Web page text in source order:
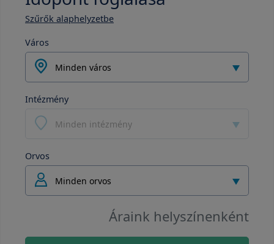
Szűrők alaphelyzetbe
Város
Minden város
Intézmény
Minden intézmény
Orvos
Minden orvos
Áraink helyszínenként